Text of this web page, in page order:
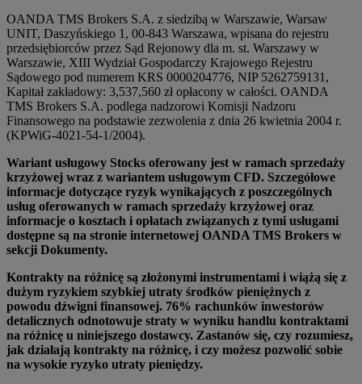
OANDA TMS Brokers S.A. z siedzibą w Warszawie, Warsaw
UNIT, Daszyńskiego 1, 00-843 Warszawa, wpisana do rejestru
przedsiębiorców przez Sąd Rejonowy dla m. st. Warszawy w
Warszawie, XIII Wydział Gospodarczy Krajowego Rejestru
Sądowego pod numerem KRS 0000204776, NIP 5262759131,
Kapitał zakładowy: 3,537,560 zł opłacony w całości. OANDA
TMS Brokers S.A. podlega nadzorowi Komisji Nadzoru
Finansowego na podstawie zezwolenia z dnia 26 kwietnia 2004 r.
(KPWiG-4021-54-1/2004).
Wariant usługowy Stocks oferowany jest w ramach sprzedaży
krzyżowej wraz z wariantem usługowym CFD. Szczegółowe
informacje dotyczące ryzyk wynikających z poszczególnych
usług oferowanych w ramach sprzedaży krzyżowej oraz
informacje o kosztach i opłatach związanych z tymi usługami
dostępne są na stronie internetowej OANDA TMS Brokers w
sekcji Dokumenty.
Kontrakty na różnicę są złożonymi instrumentami i wiążą się z
dużym ryzykiem szybkiej utraty środków pieniężnych z
powodu dźwigni finansowej. 76% rachunków inwestorów
detalicznych odnotowuje straty w wyniku handlu kontraktami
na różnicę u niniejszego dostawcy. Zastanów się, czy rozumiesz,
jak działają kontrakty na różnicę, i czy możesz pozwolić sobie
na wysokie ryzyko utraty pieniędzy.